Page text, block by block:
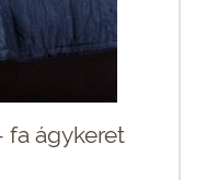
fa ágykeret